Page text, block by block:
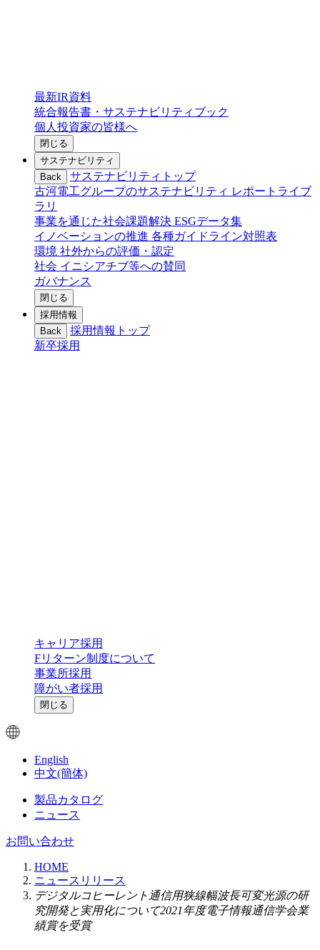
最新IR資料
統合報告書・サステナビリティブック
個人投資家の皆様へ
閉じる
サステナビリティ
Back
サステナビリティトップ
古河電工グループのサステナビリティ レポートライブ
ラリ
事業を通じた社会課題解決 ESGデータ集
イノベーションの推進 各種ガイドライン対照表
環境 社外からの評価・認定
社会 イニシアチブ等への賛同
ガバナンス
閉じる
採用情報
Back
採用情報トップ
新卒採用
キャリア採用
Fリターン制度について
事業所採用
障がい者採用
閉じる
English
中文(簡体)
製品カタログ
ニュース
お問い合わせ
HOME
ニュースリリース
デジタルコヒーレント通信用狭線幅波長可変光源の研
究開発と実用化について2021年度電子情報通信学会業
績賞を受賞